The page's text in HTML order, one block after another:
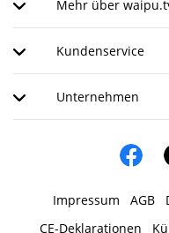
Mehr über
Kundenservice
Unternehmen
Impressum AGB
CE-Deklarationen